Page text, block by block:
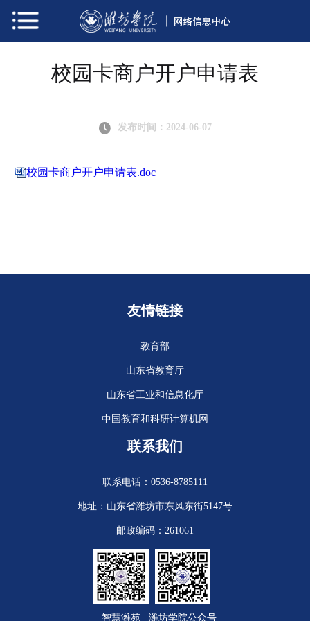
校园卡商户开户申请表
发布时间：2024-06-07
校园卡商户开户申请表.doc
友情链接
教育部
山东省教育厅
山东省工业和信息化厅
中国教育和科研计算机网
联系我们
联系电话：0536-8785111
地址：山东省潍坊市东风东街5147号
邮政编码：261061
智慧潍苑 潍坊学院公众号